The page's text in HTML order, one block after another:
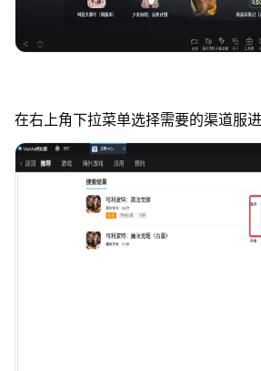
在右上角下拉菜单选择需要的渠道服进